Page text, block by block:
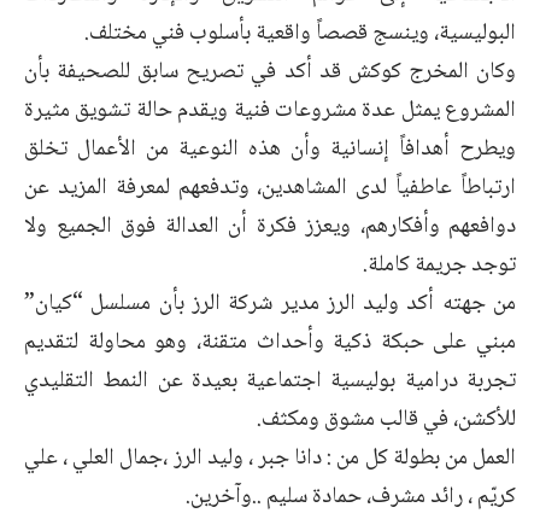
البوليسية، وينسج قصصاً واقعية بأسلوب فني مختلف.
وكان المخرج كوكش قد أكد في تصريح سابق للصحيفة بأن
المشروع يمثل عدة مشروعات فنية ويقدم حالة تشويق مثيرة
ويطرح أهدافاً إنسانية وأن هذه النوعية من الأعمال تخلق
ارتباطاً عاطفياً لدى المشاهدين، وتدفعهم لمعرفة المزيد عن
دوافعهم وأفكارهم، ويعزز فكرة أن العدالة فوق الجميع ولا
توجد جريمة كاملة.
من جهته أكد وليد الرز مدير شركة الرز بأن مسلسل “كيان”
مبني على حبكة ذكية وأحداث متقنة، وهو محاولة لتقديم
تجربة درامية بوليسية اجتماعية بعيدة عن النمط التقليدي
للأكشن، في قالب مشوق ومكثف.
العمل من بطولة كل من : دانا جبر ، وليد الرز ،جمال العلي ، علي
كريّم ، رائد مشرف، حمادة سليم ..وآخرين.